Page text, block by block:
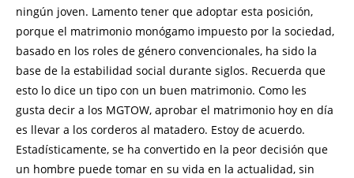
ningún joven. Lamento tener que adoptar esta posición,
porque el matrimonio monógamo impuesto por la sociedad,
basado en los roles de género convencionales, ha sido la
base de la estabilidad social durante siglos. Recuerda que
esto lo dice un tipo con un buen matrimonio. Como les
gusta decir a los MGTOW, aprobar el matrimonio hoy en día
es llevar a los corderos al matadero. Estoy de acuerdo.
Estadísticamente, se ha convertido en la peor decisión que
un hombre puede tomar en su vida en la actualidad, sin